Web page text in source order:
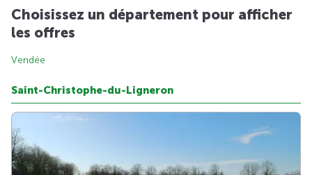
Choisissez un département pour afficher
les offres
Vendée
Saint-Christophe-du-Ligneron